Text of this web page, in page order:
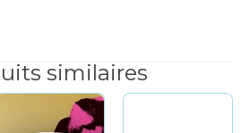
similaires